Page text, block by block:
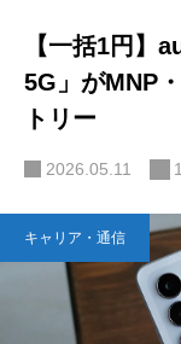
【一括1円】
5G」がMNP
トリー
2026.05.11 1
キャリア・通信